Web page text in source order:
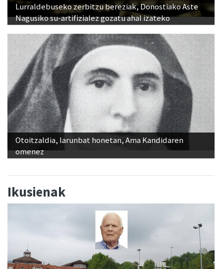
Lurraldebuseko zerbitzu bereziak, Donostiako Aste
Nagusiko su-artifizialez gozatu ahal izateko
Otoitzaldia, larunbat honetan, Ama Kandidaren
omenez
Ikusienak